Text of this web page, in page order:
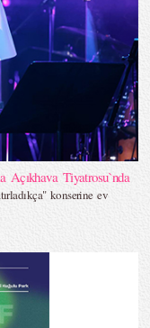
Açıkhava Tiyatrosu`nda
konserine ev